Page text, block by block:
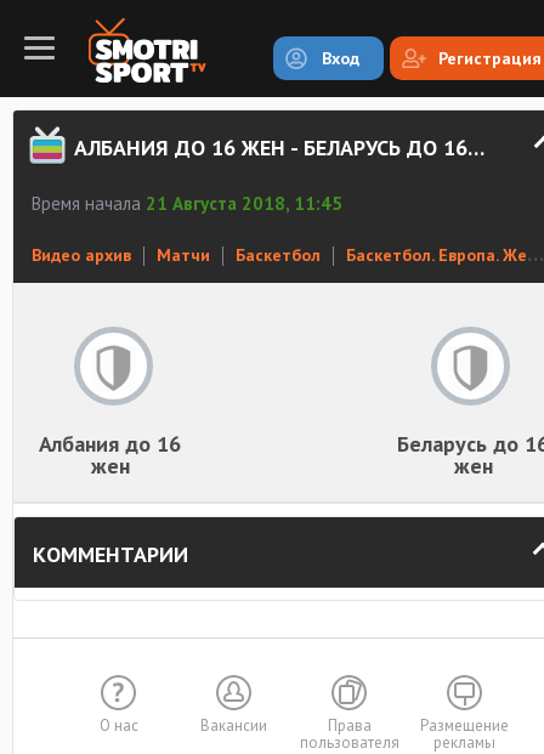
Вход Регистрация
АЛБАНИЯ ДО 16 ЖЕН - БЕЛАРУСЬ ДО 16 ЖЕН. ЗАПИСЬ МАТЧА
Время начала 21 Августа 2018, 11:45
Видео архив Матчи Баскетбол Баскетбол. Европа. Женщины до 16 лет
Албания до 16
жен
Беларусь до
жен
КОММЕНТАРИИ
О нас Вакансии
Права
пользователя
Размещение
рекламы